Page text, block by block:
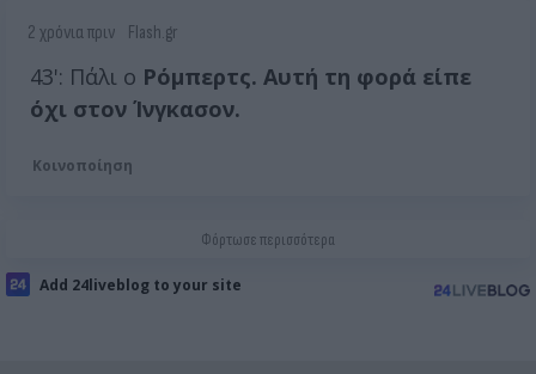
2 χρόνια πριν Flash.gr
43': Πάλι ο Ρόμπερτς. Αυτή τη φορά είπε
όχι στον Ίνγκασον.
Κοινοποίηση
Φόρτωσε περισσότερα
Add 24liveblog to your site